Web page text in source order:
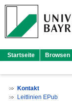
Startseite Browsen
Kontakt
Leitlinien EPub